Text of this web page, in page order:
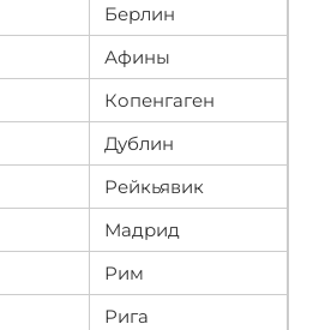
Берлин
Афины
Копенгаген
Дублин
Рейкьявик
Мадрид
Рим
Рига